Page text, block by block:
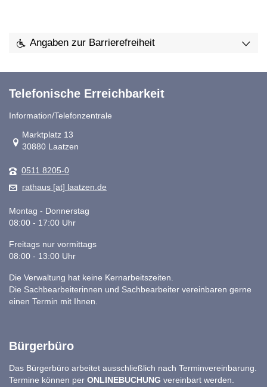
Angaben zur Barrierefreiheit
Telefonische Erreichbarkeit
Information/Telefonzentrale
Link zur Google-Maps Navigation
Marktplatz 13
30880 Laatzen
0511 8205-0
rathaus [at] laatzen.de
Montag - Donnerstag
08:00 - 17:00 Uhr
Freitags nur vormittags
08:00 - 13:00 Uhr
Die Verwaltung hat keine Kernarbeitszeiten.
Die Sachbearbeiterinnen und Sachbearbeiter vereinbaren gerne
einen Termin mit Ihnen.
Bürgerbüro
Das Bürgerbüro arbeitet ausschließlich nach Terminvereinbarung.
Termine können per ONLINEBUCHUNG vereinbart werden.